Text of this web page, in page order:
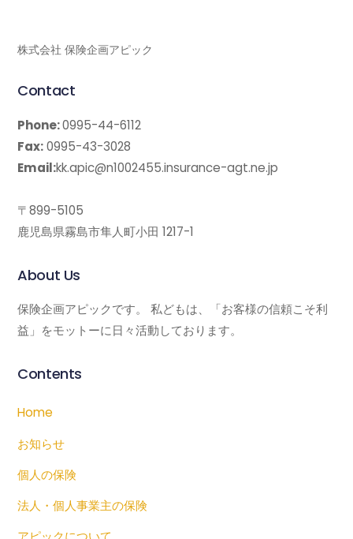
株式会社 保険企画アピック
Contact
Phone:0995-44-6112
Fax:0995-43-3028
Email:kk.apic@n1002455.insurance-agt.ne.jp
〒899-5105
鹿児島県霧島市隼人町小田 1217-1
About Us
保険企画アピックです。 私どもは、「お客様の信頼こそ利
益」をモットーに日々活動しております。
Contents
Home
お知らせ
個人の保険
法人・個人事業主の保険